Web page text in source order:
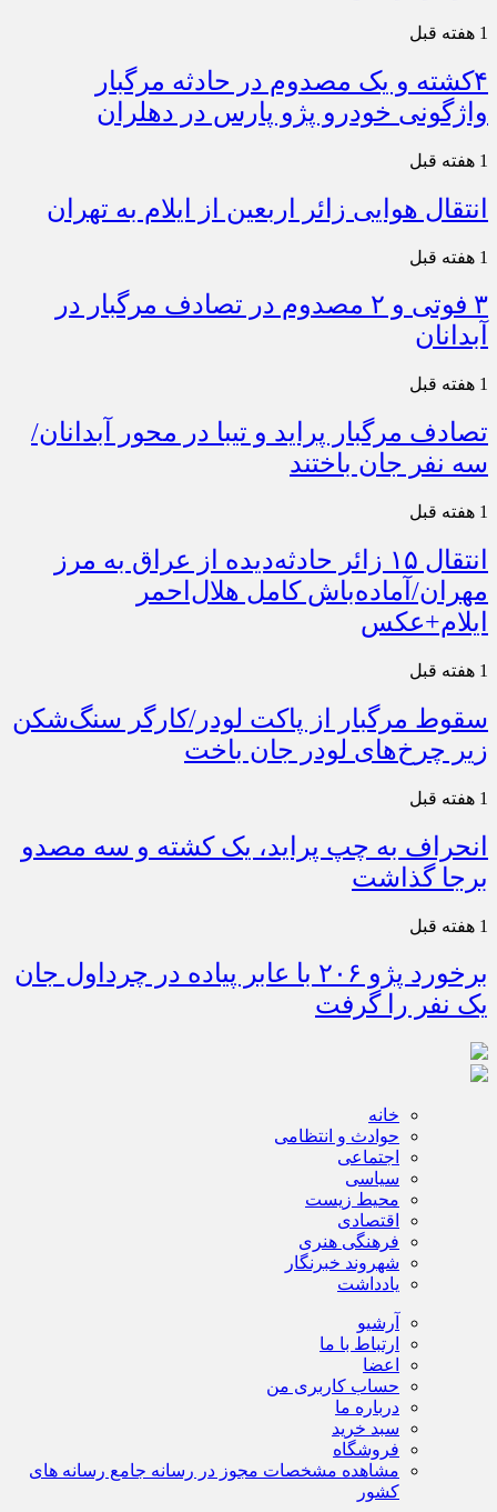
1 هفته قبل
۴کشته و یک مصدوم در حادثه مرگبار
واژگونی خودرو پژو پارس در دهلران
1 هفته قبل
انتقال هوایی زائر اربعین از ایلام به تهران
1 هفته قبل
۳ فوتی و ۲ مصدوم در تصادف مرگبار در
آبدانان
1 هفته قبل
تصادف مرگبار پراید و تیبا در محور آبدانان/
سه نفر جان باختند
1 هفته قبل
انتقال ۱۵ زائر حادثه‌دیده از عراق به مرز
مهران/آماده‌باش کامل هلال‌احمر
ایلام+عکس
1 هفته قبل
سقوط مرگبار از پاکت لودر/کارگر سنگ‌شکن
زیر چرخ‌های لودر جان باخت
1 هفته قبل
انحراف به چپ پراید، یک کشته و سه مصدو
برجا گذاشت
1 هفته قبل
برخورد پژو ۲۰۶ با عابر پیاده در چرداول جان
یک نفر را گرفت
خانه
حوادث و انتظامی
اجتماعی
سیاسی
محیط زیست
اقتصادی
فرهنگی هنری
شهروند خبرنگار
یادداشت
آرشیو
ارتباط با ما
اعضا
حساب کاربری من
درباره ما
سبد خرید
فروشگاه
مشاهده مشخصات مجوز در رسانه جامع رسانه های
کشور